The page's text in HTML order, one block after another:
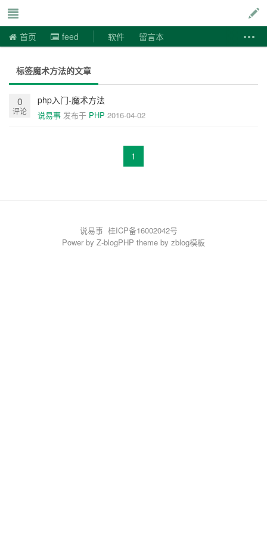
首页 feed 软件 留言本
标签魔术方法的文章
0
评论
php入门-魔术方法
说易事 发布于 PHP 2016-04-02
1
说易事 桂ICP备16002042号
Power by Z-blogPHP theme by zblog模板